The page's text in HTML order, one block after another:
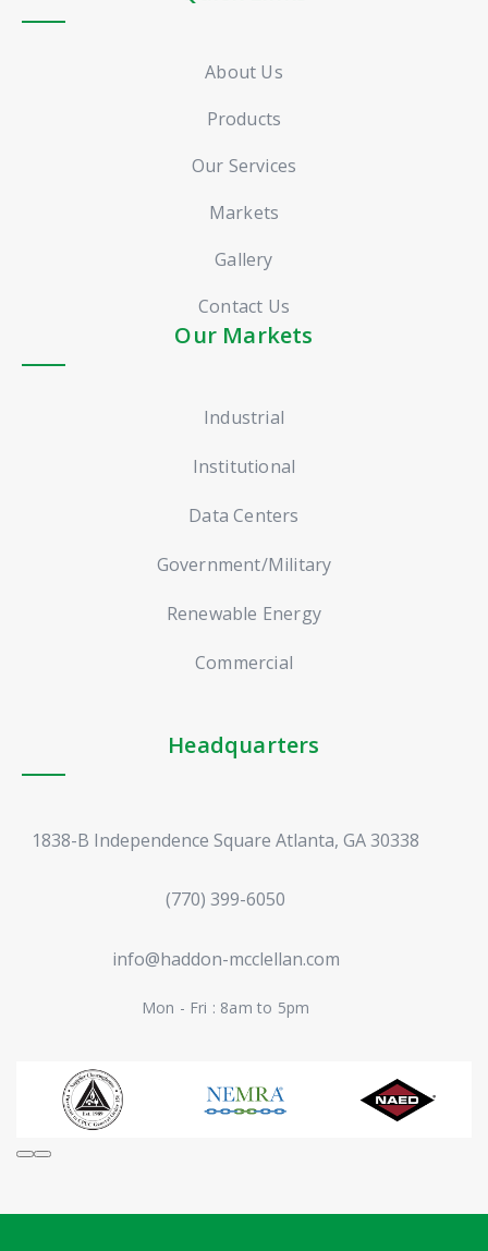
About Us
Products
Our Services
Markets
Gallery
Contact Us
Our Markets
Industrial
Institutional
Data Centers
Government/Military
Renewable Energy
Commercial
Headquarters
1838-B Independence Square Atlanta, GA 30338
(770) 399-6050
info@haddon-mcclellan.com
Mon - Fri : 8am to 5pm